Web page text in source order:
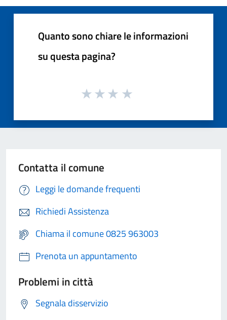
Quanto sono chiare le informazioni
su questa pagina?
Contatta il comune
Leggi le domande frequenti
Richiedi Assistenza
Chiama il comune 0825 963003
Prenota un appuntamento
Problemi in città
Segnala disservizio